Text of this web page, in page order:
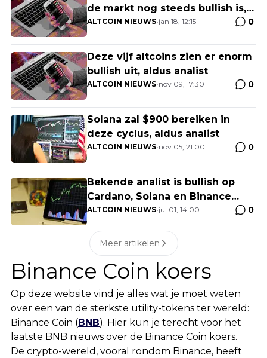
de markt nog steeds bullish is,
aldus analist
ALTCOIN NIEUWS•jan 18, 12:15 0
Deze vijf altcoins zien er enorm
bullish uit, aldus analist
ALTCOIN NIEUWS•nov 09, 17:30 0
Solana zal $900 bereiken in
deze cyclus, aldus analist
ALTCOIN NIEUWS•nov 05, 21:00 0
Bekende analist is bullish op
Cardano, Solana en Binance
Coin
ALTCOIN NIEUWS•jul 01, 14:00 0
Meer artikelen
Binance Coin koers
Op deze website vind je alles wat je moet weten
over een van de sterkste utility-tokens ter wereld:
Binance Coin (BNB). Hier kun je terecht voor het
laatste BNB nieuws over de Binance Coin koers.
De crypto-wereld, vooral rondom Binance, heeft